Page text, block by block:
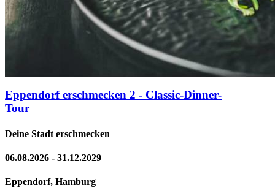
Eppendorf erschmecken 2 - Classic-Dinner-
Tour
Deine Stadt erschmecken
06.08.2026 - 31.12.2029
Eppendorf, Hamburg